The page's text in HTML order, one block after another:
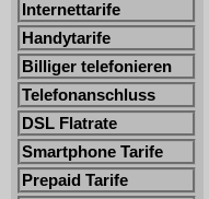
Internettarife
Handytarife
Billiger telefonieren
Telefonanschluss
DSL Flatrate
Smartphone Tarife
Prepaid Tarife